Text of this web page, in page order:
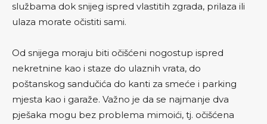
službama dok snijeg ispred vlastitih zgrada, prilaza ili
ulaza morate očistiti sami.
Od snijega moraju biti očišćeni nogostup ispred
nekretnine kao i staze do ulaznih vrata, do
poštanskog sandučića do kanti za smeće i parking
mjesta kao i garaže. Važno je da se najmanje dva
pješaka mogu bez problema mimoići, tj. očišćena